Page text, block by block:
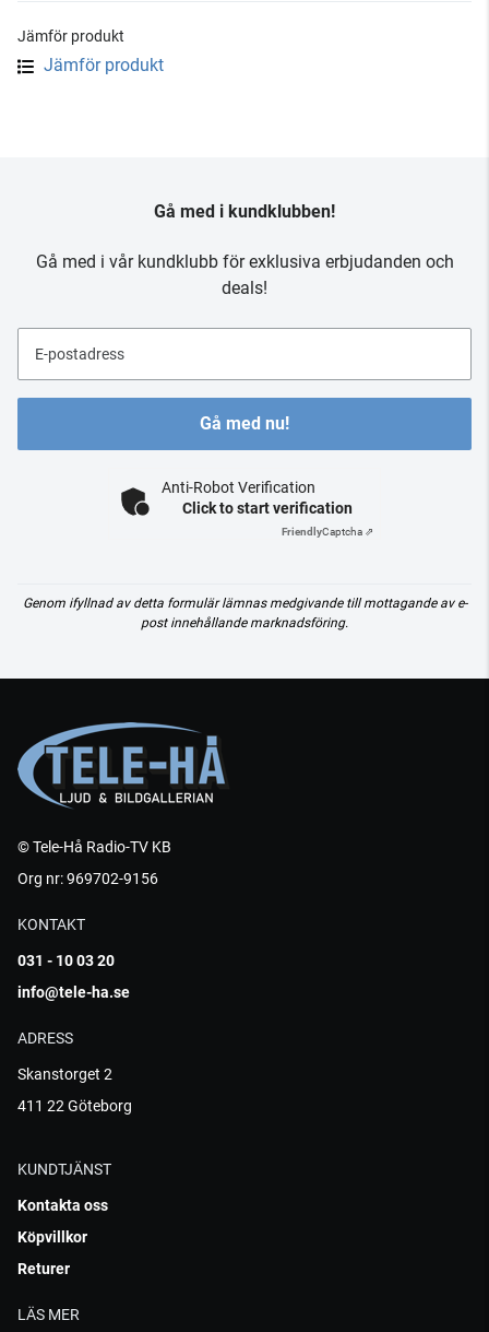
Jämför produkt
Jämför produkt
Gå med i kundklubben!
Gå med i vår kundklubb för exklusiva erbjudanden och
deals!
E-postadress
Gå med nu!
Anti-Robot Verification
Click to start verification
FriendlyCaptcha ⇗
Genom ifyllnad av detta formulär lämnas medgivande till mottagande av e-
post innehållande marknadsföring.
© Tele-Hå Radio-TV KB
Org nr: 969702-9156
KONTAKT
031 - 10 03 20
info@tele-ha.se
ADRESS
Skanstorget 2
411 22 Göteborg
KUNDTJÄNST
Kontakta oss
Köpvillkor
Returer
LÄS MER